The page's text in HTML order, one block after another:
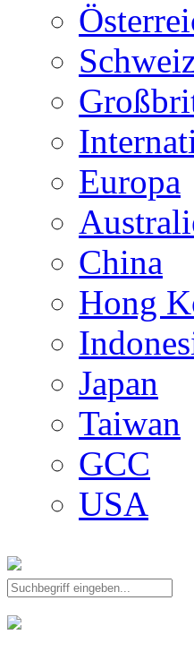
Europa
China
Hong
Japan
Taiwan
GCC
USA